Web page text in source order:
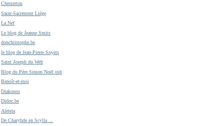
Chesterton
Saint-Sacrement Liège
La Nef
Le blog de Jeanne Smits
donchristophe.be
le blog de Jean-Pierre Snyers
Saint Joseph du Web
Blog du Père Simon Noël osb
Benoît-et-moi
Diakonos
Didoc.be
Aleteia
De Charybde en Scylla ...